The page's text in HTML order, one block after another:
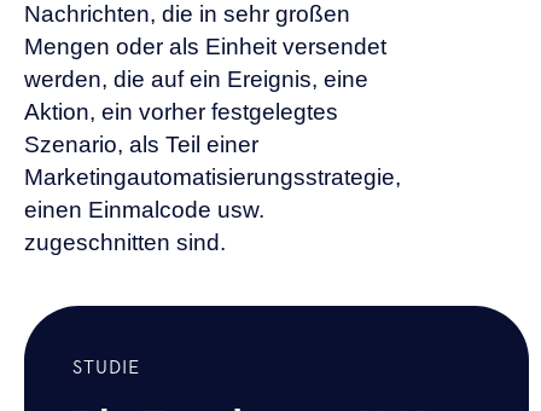
Nachrichten, die in sehr großen
Mengen oder als Einheit versendet
werden, die auf ein Ereignis, eine
Aktion, ein vorher festgelegtes
Szenario, als Teil einer
Marketingautomatisierungsstrategie,
einen Einmalcode usw.
zugeschnitten sind.
STUDIE